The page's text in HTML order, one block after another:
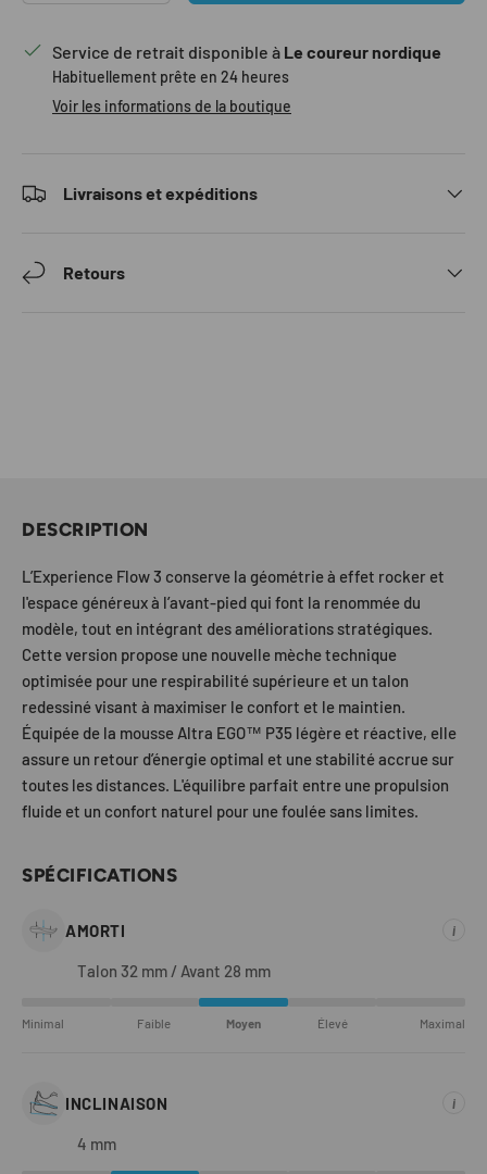
Service de retrait disponible à Le coureur nordique
Habituellement prête en 24 heures
Voir les informations de la boutique
Livraisons et expéditions
Retours
DESCRIPTION
L’Experience Flow 3 conserve la géométrie à effet rocker et
l'espace généreux à l’avant-pied qui font la renommée du
modèle, tout en intégrant des améliorations stratégiques.
Cette version propose une nouvelle mèche technique
optimisée pour une respirabilité supérieure et un talon
redessiné visant à maximiser le confort et le maintien.
Équipée de la mousse Altra EGO™ P35 légère et réactive, elle
assure un retour d’énergie optimal et une stabilité accrue sur
toutes les distances. L'équilibre parfait entre une propulsion
fluide et un confort naturel pour une foulée sans limites.
SPÉCIFICATIONS
AMORTI i
Talon 32 mm / Avant 28 mm
Minimal Faible Moyen Élevé Maximal
INCLINAISON i
4 mm